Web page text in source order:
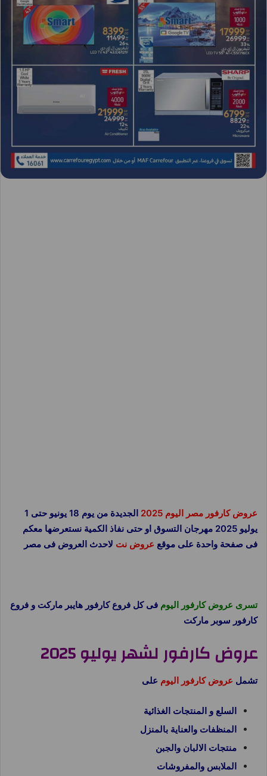
عروض كارفور مصر اليوم 2025
الجديدة من يوم 18 يونيو حتى 1
يوليو 2025 مهرجان التسوق او حتى نفاذ الكمية نستعرضها معكم
فى صفحة واحدة على موقع عروض نت لاحدث العروض فى مصر
تسرى عروض كارفور اليوم فى كل فروع كارفور هايبر ماركت و فروع
كارفور سوبر ماركت
عروض كارفور لشهر يوليو 2025
تشمل عروض كارفور اليوم على
السلع و المنتجات الغذائية
المنظفات والعناية بالمنزل
منتجات الالبان والجبن
الملابس والمفروشات